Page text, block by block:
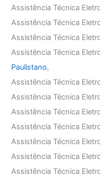
Assistência Técnica
Assistência Técnica
Assistência Técnica
Assistência Técnica
Paulistano,
Assistência Técnica
Assistência Técnica
Assistência Técnica
Assistência Técnica
Assistência Técnica
Assistência Técnica
Assistência Técnica